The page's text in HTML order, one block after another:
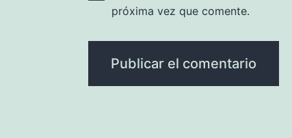
próxima vez que comente.